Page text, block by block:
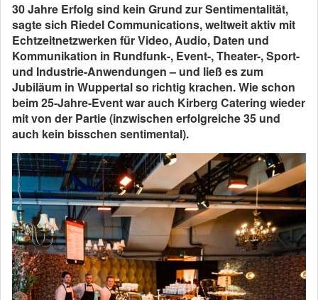
30 Jahre Erfolg sind kein Grund zur Sentimentalität,
sagte sich Riedel Communications, weltweit aktiv mit
Echtzeitnetzwerken für Video, Audio, Daten und
Kommunikation in Rundfunk-, Event-, Theater-, Sport-
und Industrie-Anwendungen – und ließ es zum
Jubiläum in Wuppertal so richtig krachen. Wie schon
beim 25-Jahre-Event war auch Kirberg Catering wieder
mit von der Partie (inzwischen erfolgreiche 35 und
auch kein bisschen sentimental).